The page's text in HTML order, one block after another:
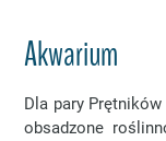
Akwarium
Dla pary
obsadzone